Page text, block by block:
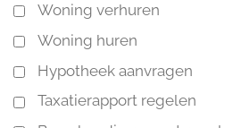
Woning verhuren
Woning huren
Hypotheek aanvragen
Taxatierapport regelen